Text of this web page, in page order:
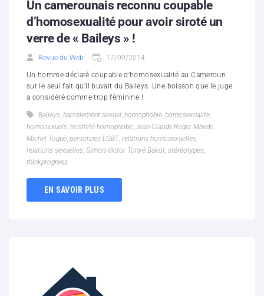
Un camerounais reconnu coupable
d’homosexualité pour avoir siroté un
verre de « Baileys » !
Revue du Web 17/09/2014
Un homme déclaré coupable d'homosexualité au Cameroun
sur le seul fait qu'il buvait du Baileys. Une boisson que le juge
a considéré comme trop féminine !
Baileys, harcèlement sexuel, homophobie, homosexualite,
homosexuels, hostilité homophobe, Jean-Claude Roger Mbede,
Michel Togué, personnes LGBT, relations homosexuelles,
relations sexuelles, Simon-Victor Tonyé Bakot, stéréotypes,
thinkprogress
EN SAVOIR PLUS